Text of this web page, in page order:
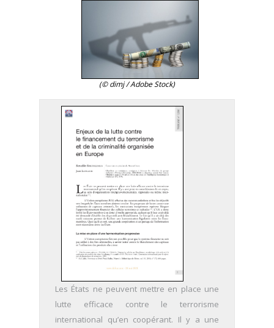
(© dimj / Adobe Stock)
Les États ne peuvent mettre en place une
lutte efficace contre le terrorisme
international qu’en coopérant. Il y a une